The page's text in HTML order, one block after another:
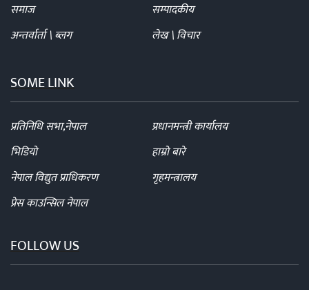
समाज
सम्पादकीय
अन्तर्वार्ता \ ब्लग
लेख \ विचार
SOME LINK
प्रतिनिधि सभा,नेपाल
प्रधानमन्त्री कार्यालय
भिडियो
हाम्रो बारे
नेपाल विद्युत प्राधिकरण
गृहमन्त्रालय
प्रेस काउन्सिल नेपाल
FOLLOW US